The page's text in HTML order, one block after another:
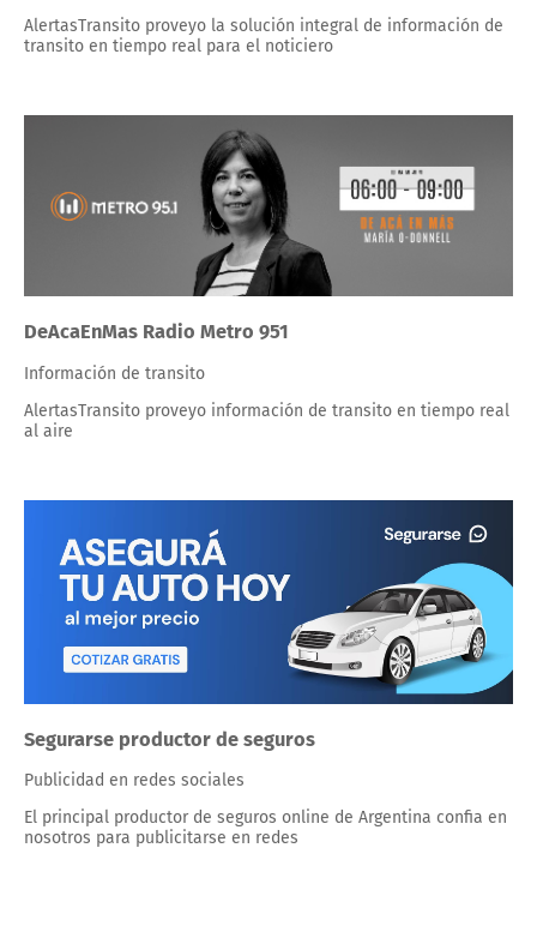
AlertasTransito proveyo la solución integral de información de
transito en tiempo real para el noticiero
DeAcaEnMas Radio Metro 951
Información de transito
AlertasTransito proveyo información de transito en tiempo real
al aire
Segurarse productor de seguros
Publicidad en redes sociales
El principal productor de seguros online de Argentina confia en
nosotros para publicitarse en redes